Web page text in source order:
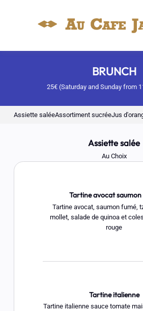
BRUNCH
25€ (Saturday and Sunday from
Assiette saléeAssortiment sucréeJus
Assiette salée
Au Choix
Tartine avocat
Tartine avocat, saumon fumé,
mollet, salade de quinoa et
rouge
Tartine italienne
Tartine italienne sauce tomate